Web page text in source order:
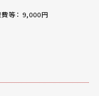
等： 9,000円